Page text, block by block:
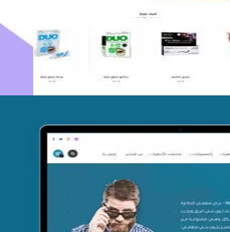
التفاصيل
متجر اي كير